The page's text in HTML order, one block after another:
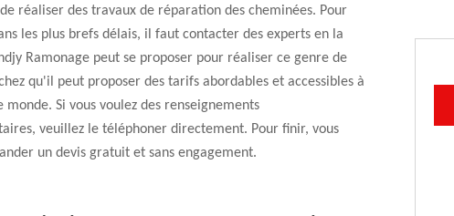
réaliser des travaux de réparation des cheminées. Pour
les plus brefs délais, il faut contacter des experts en la
Ramonage peut se proposer pour réaliser ce genre de
qu'il peut proposer des tarifs abordables et accessibles à
monde. Si vous voulez des renseignements
veuillez le téléphoner directement. Pour finir, vous
un devis gratuit et sans engagement.